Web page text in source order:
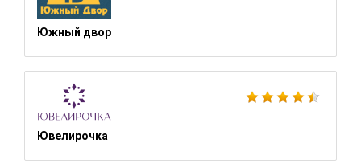
Южный двор
Ювелирочка